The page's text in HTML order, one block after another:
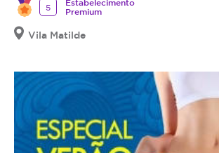
5
Estabelecimento
Premium
Vila Matilde